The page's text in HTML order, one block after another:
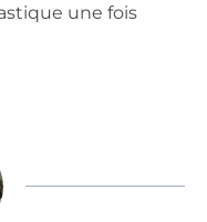
une fois